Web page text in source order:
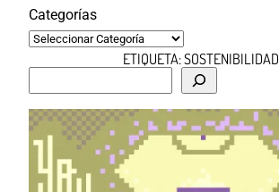
Categorías
ETIQUETA:SOSTENIBILIDAD
s
c